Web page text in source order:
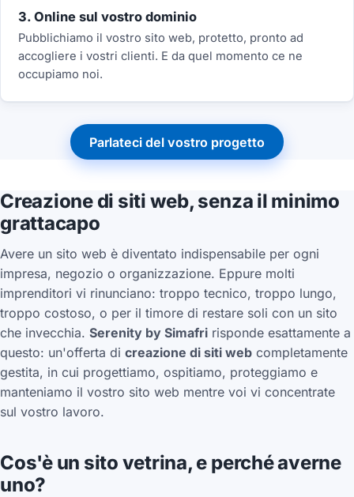
3. Online sul vostro dominio
Pubblichiamo il vostro sito web, protetto, pronto ad
accogliere i vostri clienti. E da quel momento ce ne
occupiamo noi.
Parlateci del vostro progetto
Creazione di siti web, senza il minimo
grattacapo
Avere un sito web è diventato indispensabile per ogni
impresa, negozio o organizzazione. Eppure molti
imprenditori vi rinunciano: troppo tecnico, troppo lungo,
troppo costoso, o per il timore di restare soli con un sito
che invecchia. Serenity by Simafri risponde esattamente a
questo: un'offerta di creazione di siti web completamente
gestita, in cui progettiamo, ospitiamo, proteggiamo e
manteniamo il vostro sito web mentre voi vi concentrate
sul vostro lavoro.
Cos'è un sito vetrina, e perché averne
uno?